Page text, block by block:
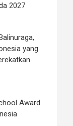
2027
yang
Award